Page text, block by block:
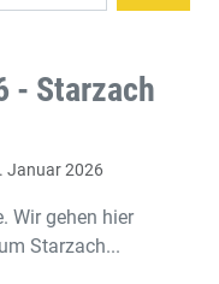
- Starzach
Januar 2026
Wir gehen hier
Starzach...